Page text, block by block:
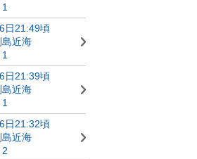
日21:49頃
島近海
日21:39頃
島近海
日21:32頃
島近海